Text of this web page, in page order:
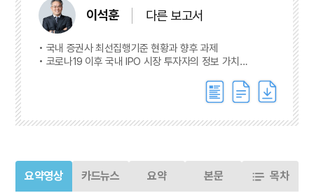
이석훈 다른 보고서
국내 증권사 최선집행기준 현황과 향후 과제
코로나19 이후 국내 IPO 시장 투자자의 정보 가치
요약영상 카드뉴스 요약 본문 목차